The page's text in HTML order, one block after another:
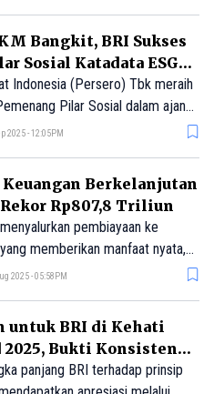
strategi utama yang dapat dipilih
Bangkit, BRI Sukses
Sosial Katadata ESG
2025
Indonesia (Persero) Tbk meraih
Pilar Sosial dalam ajang
Social, and Governance
2025 - 12:05PM
Berkelanjutan
Rp807,8 Triliun
pembiayaan ke
memberikan manfaat nyata,
rakyat maupun kelestarian
2025 - 05:58PM
untuk BRI di Kehati
2025, Bukti Konsistensi
Berkelanjutan
panjang BRI terhadap prinsip